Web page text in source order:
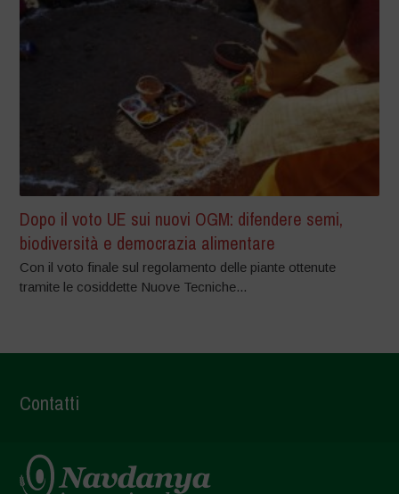
Dopo il voto UE sui nuovi OGM: difendere semi,
biodiversità e democrazia alimentare
Con il voto finale sul regolamento delle piante ottenute
tramite le cosiddette Nuove Tecniche...
Contatti